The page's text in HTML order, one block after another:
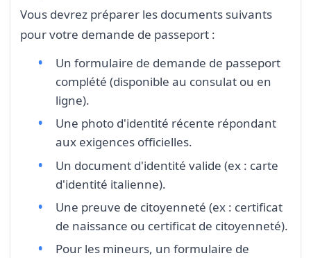
Vous devrez préparer les documents suivants
pour votre demande de passeport :
Un formulaire de demande de passeport
complété (disponible au consulat ou en
ligne).
Une photo d'identité récente répondant
aux exigences officielles.
Un document d'identité valide (ex : carte
d'identité italienne).
Une preuve de citoyenneté (ex : certificat
de naissance ou certificat de citoyenneté).
Pour les mineurs, un formulaire de